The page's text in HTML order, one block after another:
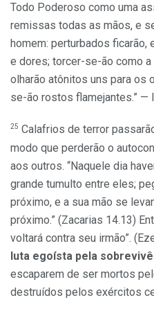
Todo Poderoso como uma
remissas todas as mãos, e
homem: perturbados
e dores; torcer-se-ão como
olharão atônitos uns para os
se-ão rostos flamejantes.” —
25 Calafrios de terror
modo que perderão o
aos outros. “Naquele dia
grande tumulto entre eles;
próximo, e a sua mão se
próximo.” (Zacarias 14.13)
voltará contra seu irmão”.
luta egoísta pela
escaparem de ser mortos
destruídos pelos exércitos